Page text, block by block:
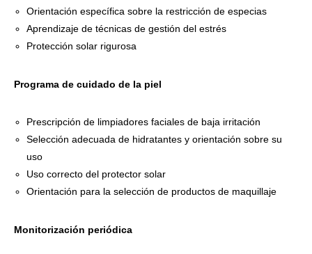
Orientación específica sobre la restricción de especias
Aprendizaje de técnicas de gestión del estrés
Protección solar rigurosa
Programa de cuidado de la piel
Prescripción de limpiadores faciales de baja irritación
Selección adecuada de hidratantes y orientación sobre su
uso
Uso correcto del protector solar
Orientación para la selección de productos de maquillaje
Monitorización periódica